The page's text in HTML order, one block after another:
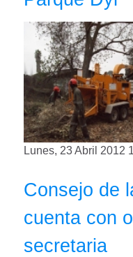
Lunes, 23 Abril 2012
Consejo de
cuenta con
secretaria